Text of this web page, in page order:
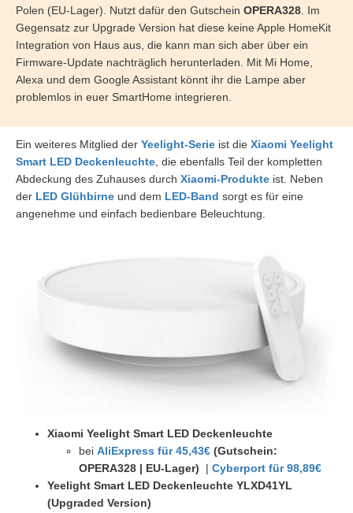
Polen (EU-Lager). Nutzt dafür den Gutschein OPERA328 . Im
Gegensatz zur Upgrade Version hat diese keine Apple HomeKit
Integration von Haus aus, die kann man sich aber über ein
Firmware-Update nachträglich herunterladen. Mit Mi Home,
Alexa und dem Google Assistant könnt ihr die Lampe aber
problemlos in euer SmartHome integrieren.
Ein weiteres Mitglied der Yeelight-Serie ist die Xiaomi Yeelight
Smart LED Deckenleuchte , die ebenfalls Teil der kompletten
Abdeckung des Zuhauses durch Xiaomi-Produkte ist. Neben
der LED Glühbirne und dem LED-Band sorgt es für eine
angenehme und einfach bedienbare Beleuchtung.
Xiaomi Yeelight Smart LED Deckenleuchte
bei AliExpress für 45,43€ (Gutschein:
OPERA328 | EU-Lager) | Cyberport für 98,89€
Yeelight Smart LED Deckenleuchte YLXD41YL
(Upgraded Version)